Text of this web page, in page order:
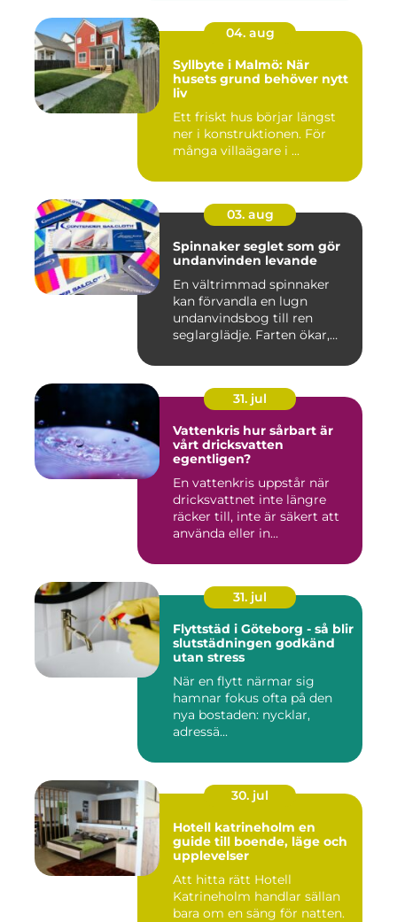
04. aug
Syllbyte i Malmö: När
husets grund behöver nytt
liv
Ett friskt hus börjar längst
ner i konstruktionen. För
många villaägare i ...
03. aug
Spinnaker seglet som gör
undanvinden levande
En vältrimmad spinnaker
kan förvandla en lugn
undanvindsbog till ren
seglarglädje. Farten ökar,
31. jul
Vattenkris hur sårbart är
vårt dricksvatten
egentligen?
En vattenkris uppstår när
dricksvattnet inte längre
räcker till, inte är säkert att
använda eller in...
31. jul
Flyttstäd i Göteborg - så blir
slutstädningen godkänd
utan stress
När en flytt närmar sig
hamnar fokus ofta på den
nya bostaden: nycklar,
adressä...
30. jul
Hotell katrineholm en
guide till boende, läge och
upplevelser
Att hitta rätt Hotell
Katrineholm handlar sällan
bara om en säng för natten.